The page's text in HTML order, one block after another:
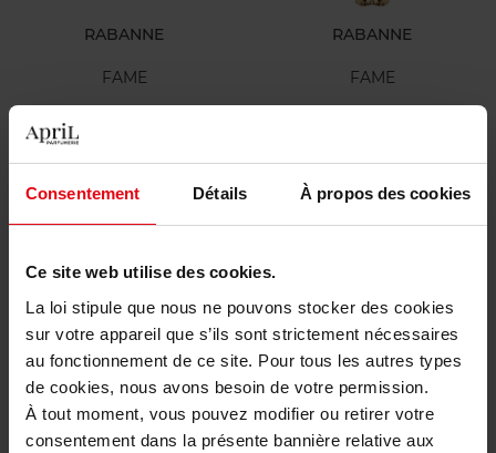
Consentement Détails À propos des cookies
Ce site web utilise des cookies.
La loi stipule que nous ne pouvons stocker des cookies
sur votre appareil que s’ils sont strictement nécessaires
au fonctionnement de ce site. Pour tous les autres types
de cookies, nous avons besoin de votre permission.
À tout moment, vous pouvez modifier ou retirer votre
consentement dans la présente bannière relative aux
RABANNE
FAME
43,90 € Ajouter
RABANNE
FAME
53,90 € Ajouter
RABANNE RABANNE